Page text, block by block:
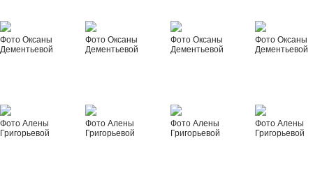
Фото Оксаны
Дементьевой
Фото Оксаны
Дементьевой
Фото Оксаны
Дементьевой
Фото Оксаны
Дементьевой
Фото Алены
Григорьевой
Фото Алены
Григорьевой
Фото Алены
Григорьевой
Фото Алены
Григорьевой